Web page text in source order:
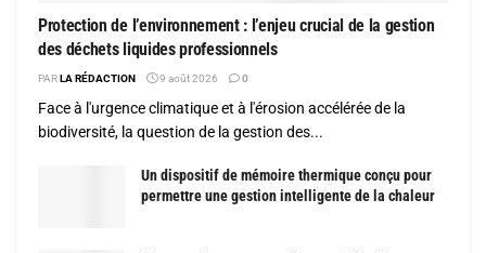
Protection de l’environnement : l’enjeu crucial de la gestion
des déchets liquides professionnels
PAR LA RÉDACTION 9 août 2026 0
Face à l'urgence climatique et à l'érosion accélérée de la
biodiversité, la question de la gestion des...
Un dispositif de mémoire thermique conçu pour
permettre une gestion intelligente de la chaleur